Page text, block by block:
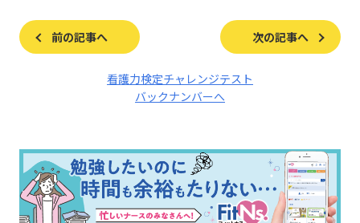
前の記事へ 次の記事へ
看護力検定チャレンジテスト
バックナンバーへ